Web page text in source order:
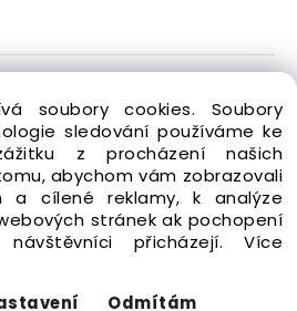
ClickEshop.cz
soubory cookies. Soubory
sledování používáme ke
z procházení našich
abychom vám zobrazovali
a cílené reklamy, k analýze
stránek ak pochopení
přicházejí.Více
Odmítám